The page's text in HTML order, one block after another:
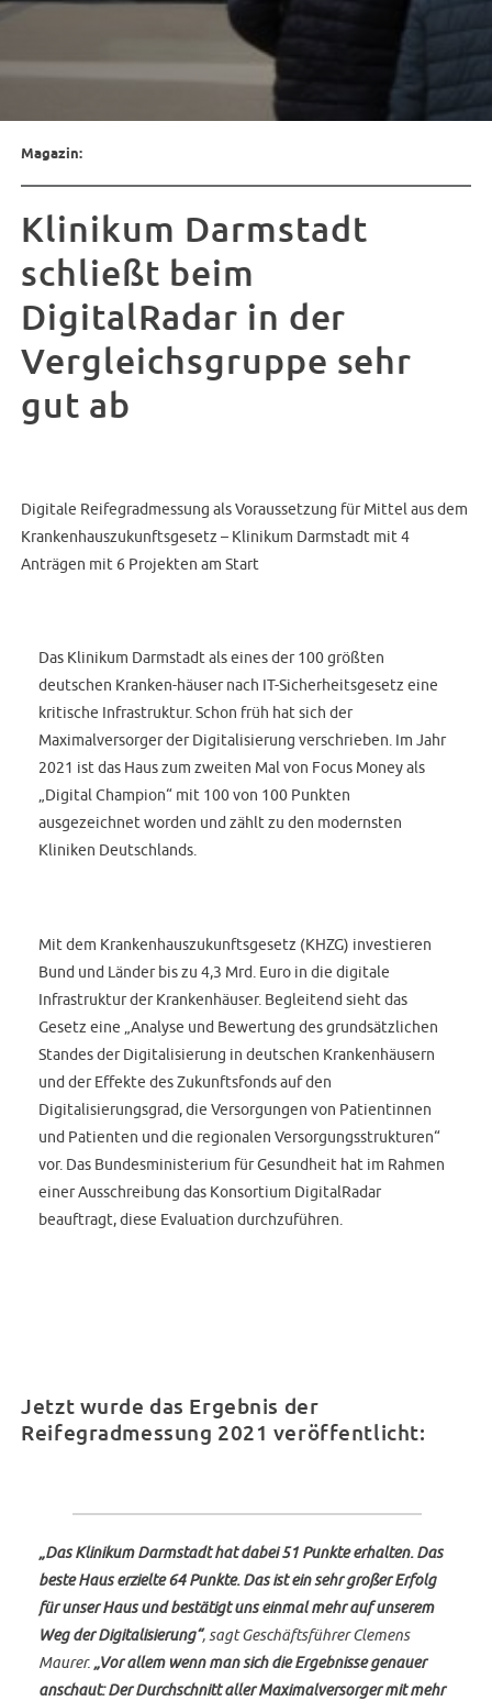
Magazin:
Klinikum Darmstadt
schließt beim
DigitalRadar in der
Vergleichsgruppe sehr
gut ab
Digitale Reifegradmessung als Voraussetzung für Mittel aus dem
Krankenhauszukunftsgesetz – Klinikum Darmstadt mit 4
Anträgen mit 6 Projekten am Start
Das Klinikum Darmstadt als eines der 100 größten
deutschen Kranken-häuser nach IT-Sicherheitsgesetz eine
kritische Infrastruktur. Schon früh hat sich der
Maximalversorger der Digitalisierung verschrieben. Im Jahr
2021 ist das Haus zum zweiten Mal von Focus Money als
„Digital Champion“ mit 100 von 100 Punkten
ausgezeichnet worden und zählt zu den modernsten
Kliniken Deutschlands.
Mit dem Krankenhauszukunftsgesetz (KHZG) investieren
Bund und Länder bis zu 4,3 Mrd. Euro in die digitale
Infrastruktur der Krankenhäuser. Begleitend sieht das
Gesetz eine „Analyse und Bewertung des grundsätzlichen
Standes der Digitalisierung in deutschen Krankenhäusern
und der Effekte des Zukunftsfonds auf den
Digitalisierungsgrad, die Versorgungen von Patientinnen
und Patienten und die regionalen Versorgungsstrukturen“
vor. Das Bundesministerium für Gesundheit hat im Rahmen
einer Ausschreibung das Konsortium DigitalRadar
beauftragt, diese Evaluation durchzuführen.
Jetzt wurde das Ergebnis der
Reifegradmessung 2021 veröffentlicht:
„Das Klinikum Darmstadt hat dabei 51 Punkte erhalten. Das
beste Haus erzielte 64 Punkte. Das ist ein sehr großer Erfolg
für unser Haus und bestätigt uns einmal mehr auf unserem
Weg der Digitalisierung“, sagt Geschäftsführer Clemens
Maurer. „Vor allem wenn man sich die Ergebnisse genauer
anschaut: Der Durchschnitt aller Maximalversorger mit mehr